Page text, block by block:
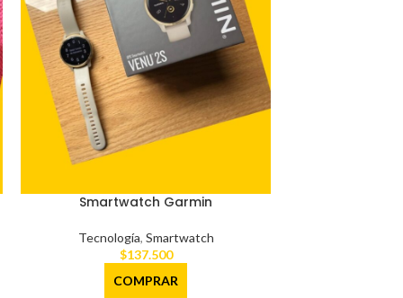
Smartwatch Garmin
Tecnología, Smartwatch
$137.500
COMPRAR